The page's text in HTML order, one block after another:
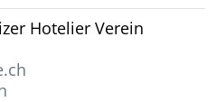
Hotelier Verein